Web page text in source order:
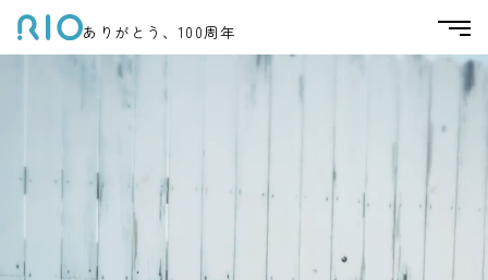
ありがとう、100周年